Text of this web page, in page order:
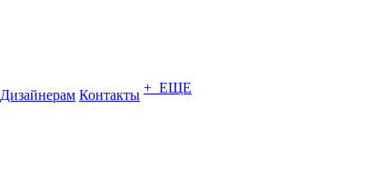
Дизайнерам Контакты + ЕЩЕ